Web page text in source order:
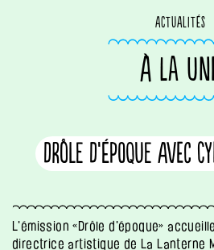
actualités
À LA
Drôle d’époque avec
L'émission «Drôle d'époque»
directrice artistique de La Lanterne